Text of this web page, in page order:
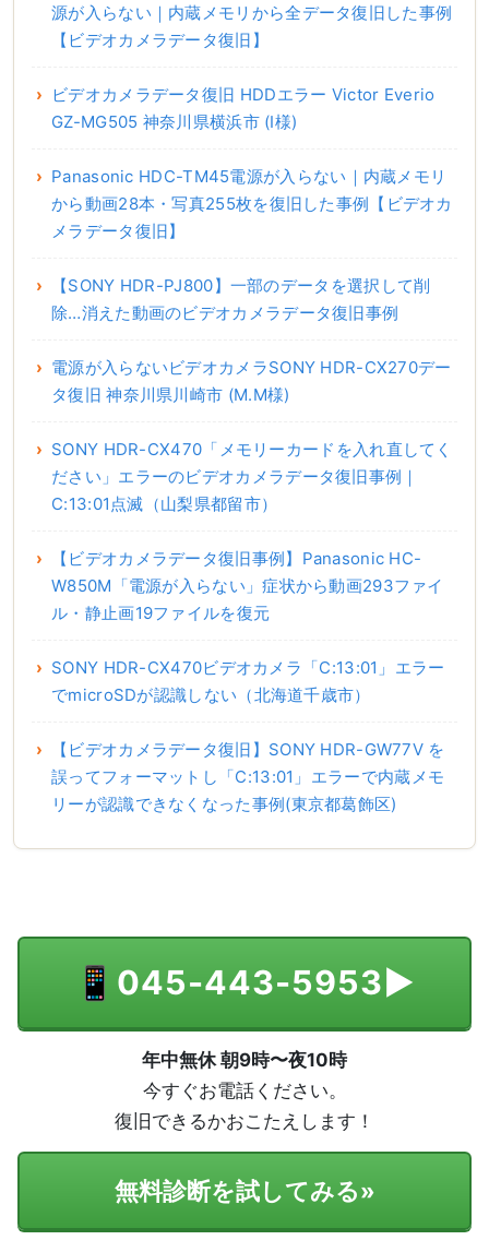
源が入らない｜内蔵メモリから全データ復旧した事例
【ビデオカメラデータ復旧】
ビデオカメラデータ復旧 HDDエラー Victor Everio
GZ-MG505 神奈川県横浜市 (I様)
Panasonic HDC-TM45電源が入らない｜内蔵メモリ
から動画28本・写真255枚を復旧した事例【ビデオカ
メラデータ復旧】
【SONY HDR-PJ800】一部のデータを選択して削
除…消えた動画のビデオカメラデータ復旧事例
電源が入らないビデオカメラSONY HDR-CX270デー
タ復旧 神奈川県川崎市 (M.M様)
SONY HDR-CX470「メモリーカードを入れ直してく
ださい」エラーのビデオカメラデータ復旧事例｜
C:13:01点滅（山梨県都留市）
【ビデオカメラデータ復旧事例】Panasonic HC-
W850M「電源が入らない」症状から動画293ファイ
ル・静止画19ファイルを復元
SONY HDR-CX470ビデオカメラ「C:13:01」エラー
でmicroSDが認識しない（北海道千歳市）
【ビデオカメラデータ復旧】SONY HDR-GW77V を
誤ってフォーマットし「C:13:01」エラーで内蔵メモ
リーが認識できなくなった事例(東京都葛飾区)
📱 045-443-5953▶
年中無休 朝9時〜夜10時
今すぐお電話ください。
復旧できるかおこたえします！
無料診断を試してみる»